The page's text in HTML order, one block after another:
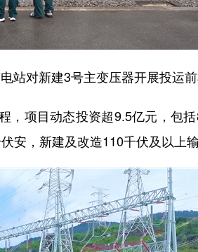
站对新建3号主变压器开展投运前
项目动态投资超9.5亿元，包
，新建及改造110千伏及以上